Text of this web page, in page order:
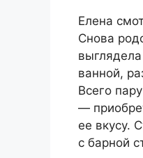
Елена
Снова
ванной,
Всего
—
ее вкусу.
с барной